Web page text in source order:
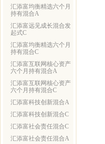
汇添富均衡精选六个月
持有混合A
汇添富远见成长混合发
起式C
汇添富均衡精选六个月
持有混合C
汇添富互联网核心资产
六个月持有混合A
汇添富互联网核心资产
六个月持有混合C
汇添富科技创新混合A
汇添富科技创新混合C
汇添富社会责任混合C
汇添富社会责任混合A